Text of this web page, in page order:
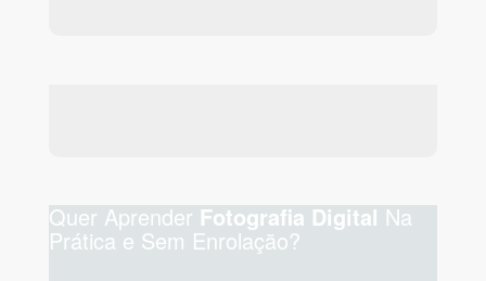
Quer Aprender Fotografia Digital Na
Prática e Sem Enrolação?